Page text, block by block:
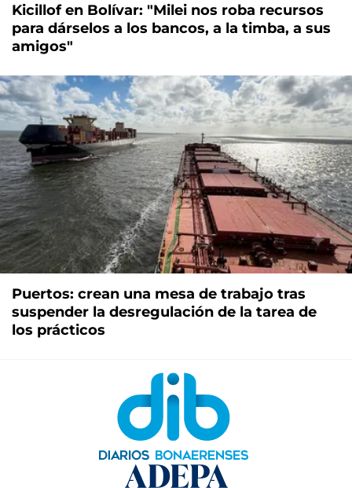
Kicillof en Bolívar: "Milei nos roba recursos
para dárselos a los bancos, a la timba, a sus
amigos"
Puertos: crean una mesa de trabajo tras
suspender la desregulación de la tarea de
los prácticos